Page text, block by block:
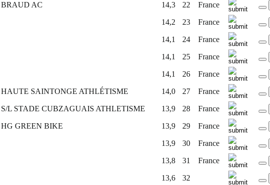
BRAUD AC 14,3 22 France
14,2 23 France
14,1 24 France
14,1 25 France
14,1 26 France
HAUTE SAINTONGE ATHLÉTISME 14,0 27 France
S/L STADE CUBZAGUAIS ATHLETISME 13,9 28 France
HG GREEN BIKE 13,9 29 France
13,9 30 France
13,8 31 France
13,6 32